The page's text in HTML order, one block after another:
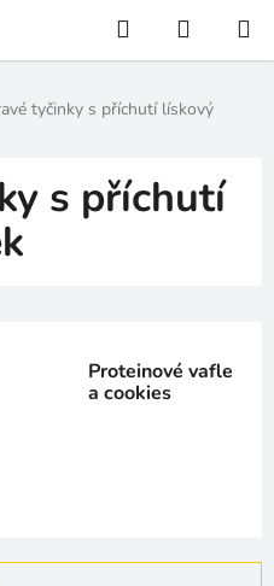
Hledat
KOŠÍK
tyčinky s příchutí lískový
s příchutí
Proteinové vafle
a cookies